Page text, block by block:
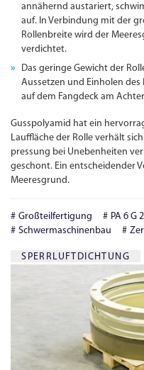
annähernd austariert,
auf. In Verbindung mit der
Rollenbreite wird der
verdichtet.
Das geringe Gewicht der
Aussetzen und Einholen des
auf dem Fangdeck am
Gusspolyamid hat ein
Lauffläche der Rolle verhält
pressung bei Unebenheiten
geschont. Ein entscheidender
Meeresgrund.
Großteilfertigung PA 6 G
Schwermaschinenbau
SPERRLUFTDICHTUNG